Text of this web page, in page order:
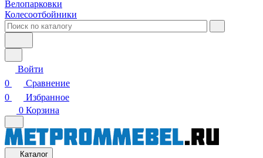
Велопарковки
Колесоотбойники
Войти
0
Сравнение
0
Избранное
0 Корзина
Каталог